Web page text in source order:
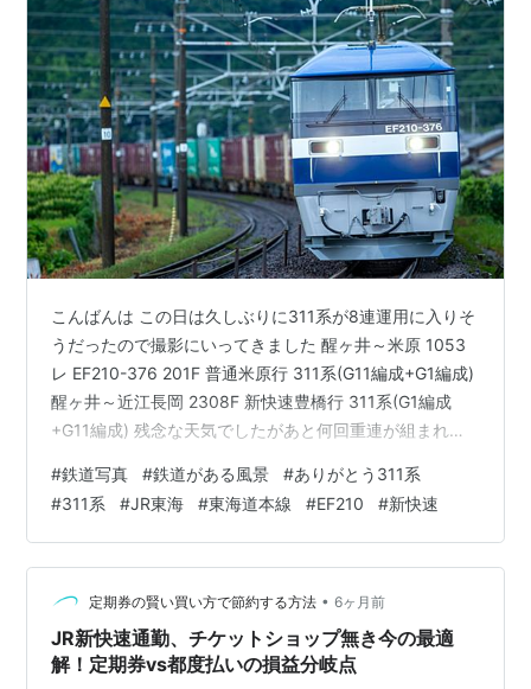
こんばんは この日は久しぶりに311系が8連運用に入りそ
うだったので撮影にいってきました 醒ヶ井～米原 1053
レ EF210-376 201F 普通米原行 311系(G11編成+G1編成)
醒ヶ井～近江長岡 2308F 新快速豊橋行 311系(G1編成
+G11編成) 残念な天気でしたがあと何回重連が組まれる
終わりです。 最後までご覧いただきありがとうございま
した。
#鉄道写真 #鉄道がある風景 #ありがとう311系
#311系 #JR東海 #東海道本線 #EF210 #新快速
定期券の賢い買い方で節約する方法 • 6ヶ月前
JR新快速通勤、チケットショップ無き今の最適
解！定期券vs都度払いの損益分岐点